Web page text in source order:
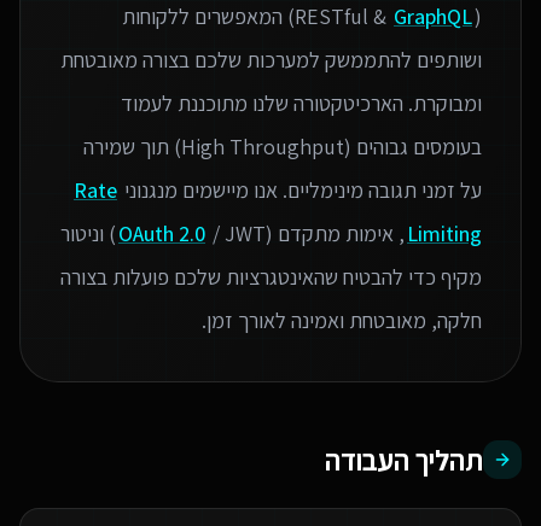
(RESTful &
GraphQL
) המאפשרים ללקוחות
ושותפים להתממשק למערכות שלכם בצורה מאובטחת
ומבוקרת. הארכיטקטורה שלנו מתוכננת לעמוד
בעומסים גבוהים (High Throughput) תוך שמירה
על זמני תגובה מינימליים. אנו מיישמים מנגנוני Rate
Limiting , אימות מתקדם ( OAuth 2.0/ JWT) וניטור
מקיף כדי להבטיח שהאינטגרציות שלכם פועלות בצורה
חלקה, מאובטחת ואמינה לאורך זמן.
תהליך העבודה